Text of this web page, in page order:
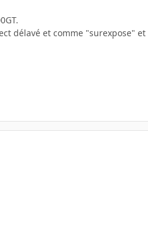
délavé et comme "surexpose"